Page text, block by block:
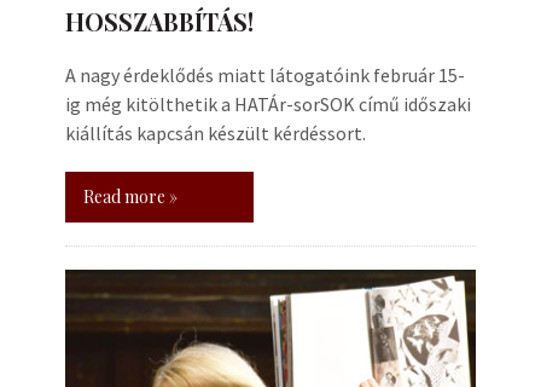
HOSSZABBÍTÁS!
A nagy érdeklődés miatt látogatóink február 15-
ig még kitölthetik a HATÁr-sorSOK című időszaki
kiállítás kapcsán készült kérdéssort.
Read more »